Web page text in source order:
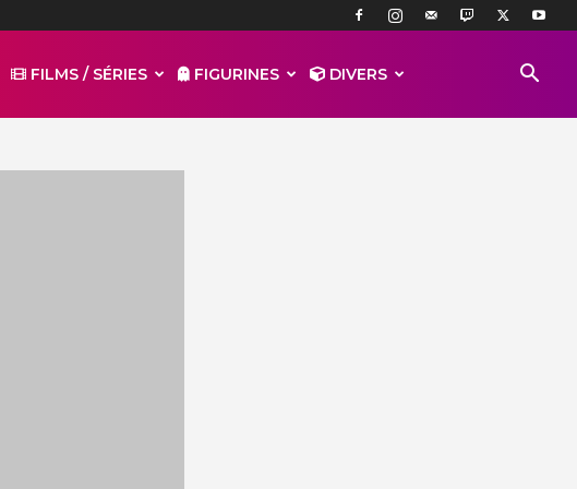
FILMS / SÉRIES FIGURINES DIVERS